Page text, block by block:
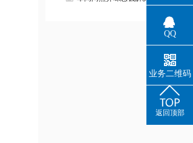
QQ
业务二维码
返回顶部